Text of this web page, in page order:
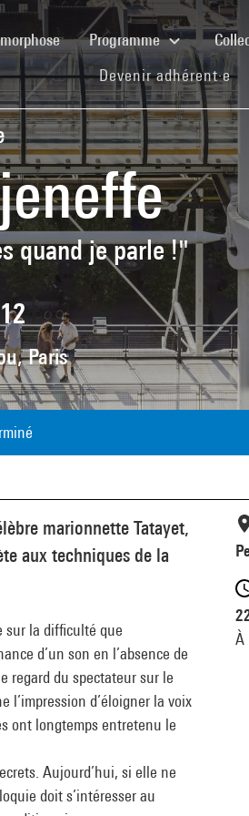
(current)Programme
Devenir adhérent·e
quand je parle !"
Paris
marionnette Tatayet,
aux techniques de la
sur la difficulté que
d’un son en l’absence de
regard du spectateur sur le
l’impression d’éloigner la voix
ont longtemps entretenu le
Aujourd’hui, si elle ne
doit s’intéresser au
À